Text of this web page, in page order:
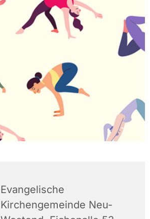
Evangelische
Kirchengemeinde Neu-